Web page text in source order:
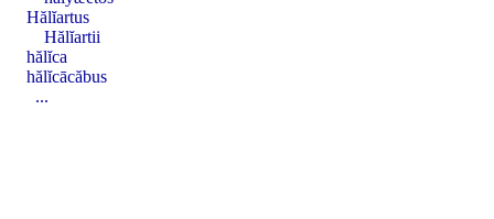
Hălĭartus
Hălĭartii
hălĭca
hălĭcācăbus
...